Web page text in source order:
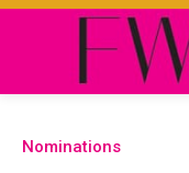
Nominations